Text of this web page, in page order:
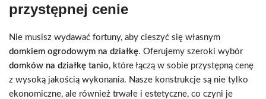
przystępnej cenie
Nie musisz wydawać fortuny, aby cieszyć się własnym
domkiem ogrodowym na działkę. Oferujemy szeroki wybór
domków na działkę tanio, które łączą w sobie przystępną cenę
z wysoką jakością wykonania. Nasze konstrukcje są nie tylko
ekonomiczne, ale również trwałe i estetyczne, co czyni je